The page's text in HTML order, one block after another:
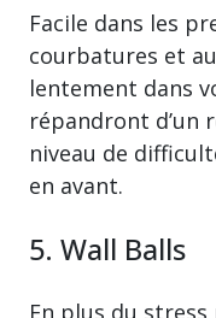
Facile dans les
courbatures et
lentement dans
répandront d’un
niveau de
en avant.
5. Wall Balls